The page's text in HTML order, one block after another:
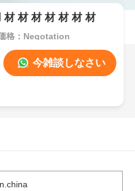
材 材 材 材 材 材 材
格：Negotation
今雑談しなさい